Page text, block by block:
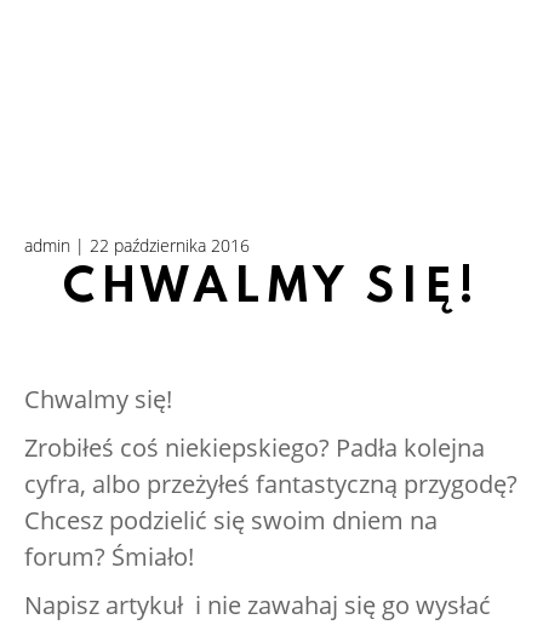
admin | 22 października 2016
CHWALMY SIĘ!
Chwalmy się!
Zrobiłeś coś niekiepskiego? Padła kolejna
cyfra, albo przeżyłeś fantastyczną przygodę?
Chcesz podzielić się swoim dniem na
forum? Śmiało!
Napisz artykuł i nie zawahaj się go wysłać